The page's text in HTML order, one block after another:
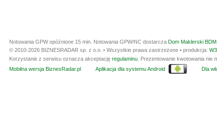
Notowania GPW opóźnione 15 min. Notowania GPW/NC dostarcza Dom Maklerski
© 2010-2026 BIZNESRADAR sp. z o.o. • Wszystkie prawa zastrzeżone • produkcja:
Korzystanie z serwisu oznacza akceptację regulaminu . Prezentowanie kwotowania
Mobilna wersja BiznesRadar.pl
Aplikacja dla systemu Android Dla